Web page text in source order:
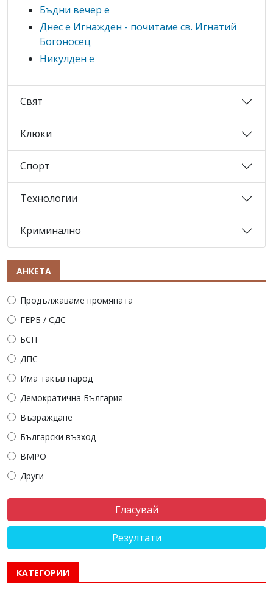
Бъдни вечер е
Днес е Игнажден - почитаме св. Игнатий
Богоносец
Никулден е
Свят
Клюки
Спорт
Технологии
Криминално
АНКЕТА
Продължаваме промяната
ГЕРБ / СДС
БСП
ДПС
Има такъв народ
Демократична България
Възраждане
Български възход
ВМРО
Други
Резултати
КАТЕГОРИИ